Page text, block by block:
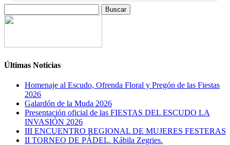
Últimas Noticias
Homenaje al Escudo, Ofrenda Floral y Pregón de las Fiestas
2026
Galardón de la Muda 2026
Presentación oficial de las FIESTAS DEL ESCUDO LA
INVASIÓN 2026
III ENCUENTRO REGIONAL DE MUJERES FESTERAS
II TORNEO DE PÁDEL. Kábila Zegries.